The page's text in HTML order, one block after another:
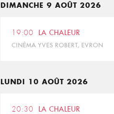
DIMANCHE 9 AOÛT 2026
19:00 LA CHALEUR
CINÉMA YVES ROBERT, EVRON
LUNDI 10 AOÛT 2026
20:30 LA CHALEUR